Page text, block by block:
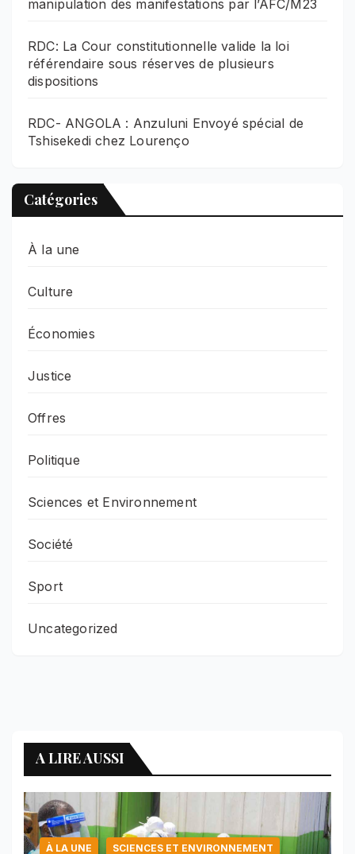
manipulation des manifestations par l’AFC/M23
RDC: La Cour constitutionnelle valide la loi
référendaire sous réserves de plusieurs
dispositions
RDC- ANGOLA : Anzuluni Envoyé spécial de
Tshisekedi chez Lourenço
Catégories
À la une
Culture
Économies
Justice
Offres
Politique
Sciences et Environnement
Société
Sport
Uncategorized
A LIRE AUSSI
À LA UNE SCIENCES ET ENVIRONNEMENT